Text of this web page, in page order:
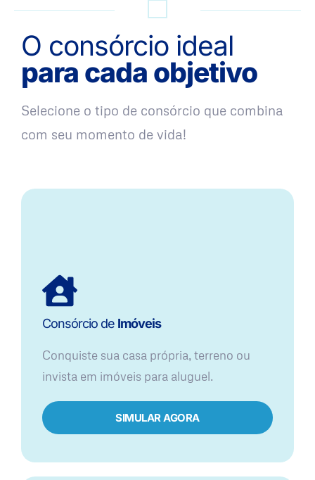
O consórcio ideal
para cada objetivo
Selecione o tipo de consórcio que combina
com seu momento de vida!
Consórcio de Imóveis
Conquiste sua casa própria, terreno ou
invista em imóveis para aluguel.
SIMULAR AGORA​